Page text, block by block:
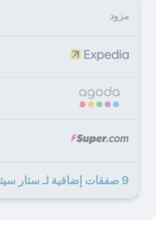
مزود
9 صفقات إضافية لـ ستار سيتي هوتل